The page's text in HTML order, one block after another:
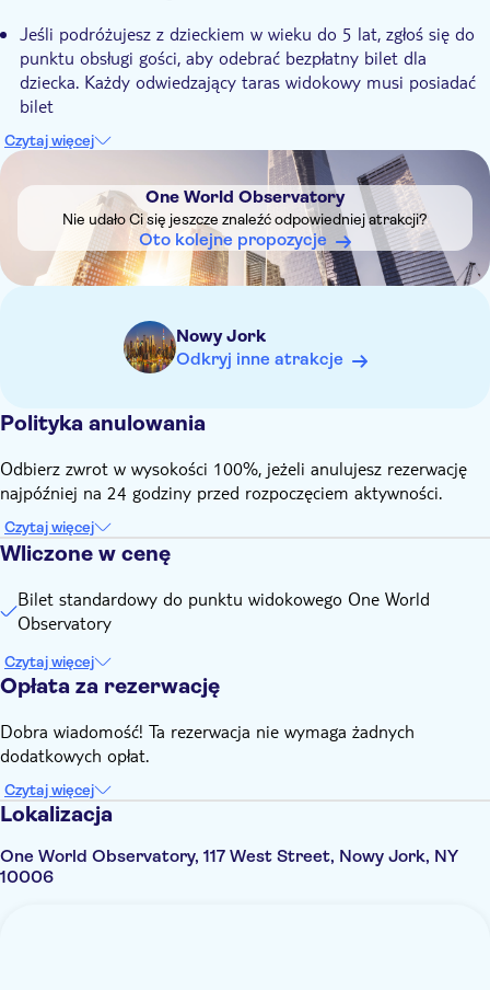
Jeśli podróżujesz z dzieckiem w wieku do 5 lat, zgłoś się do
punktu obsługi gości, aby odebrać bezpłatny bilet dla
dziecka. Każdy odwiedzający taras widokowy musi posiadać
bilet
Standardowy bilet
kolejką w kasie. W zależności od tego, jak duże jest natężenie
ruchu, może być konieczne oczekiwanie na wejście na szczyt
W przypadku złej widoczności obiekt zostanie zamknięty;
bilet nie podlega zwrotowi, ale można go wymienić na nowy,
który będzie można wykorzystać w dniu o lepszych
warunkach pogodowych
Czytaj więcej
One World Observatory
Nie udało Ci się jeszcze znaleźć odpowiedniej atrakcji?
Oto kolejne propozycje
Nowy Jork
Odkryj inne atrakcje
Polityka anulowania
Odbierz zwrot w wysokości 100%, jeżeli anulujesz rezerwację
najpóźniej na 24 godziny przed rozpoczęciem aktywności.
Czytaj więcej
Wliczone w cenę
Bilet standardowy do punktu widokowego One World
Observatory
Czytaj więcej
Opłata za rezerwację
Dobra wiadomość! Ta rezerwacja nie wymaga żadnych
dodatkowych opłat.
Czytaj więcej
Lokalizacja
One World Observatory, 117 West Street, Nowy Jork, NY
10006